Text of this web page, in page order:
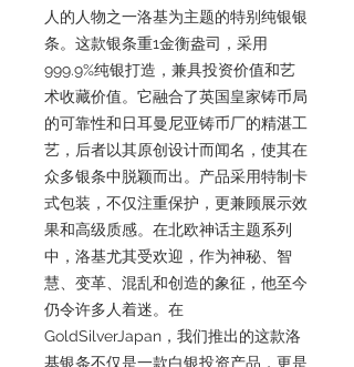
人的人物之一洛基为主题的特别纯银银
条。这款银条重1金衡盎司，采用
999.9%纯银打造，兼具投资价值和艺
术收藏价值。它融合了英国皇家铸币局
的可靠性和日耳曼尼亚铸币厂的精湛工
艺，后者以其原创设计而闻名，使其在
众多银条中脱颖而出。产品采用特制卡
式包装，不仅注重保护，更兼顾展示效
果和高级质感。在北欧神话主题系列
中，洛基尤其受欢迎，作为神秘、智
慧、变革、混乱和创造的象征，他至今
仍令许多人着迷。在
GoldSilverJapan，我们推出的这款洛
基银条不仅是一款白银投资产品，更是